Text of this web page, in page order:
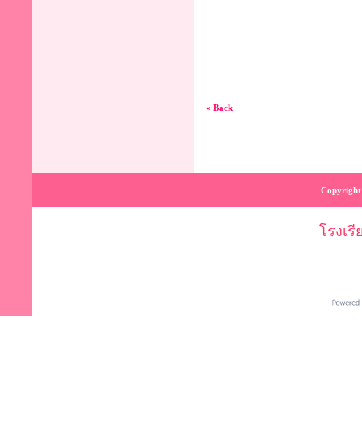
« Back
Copyright
โรงเ